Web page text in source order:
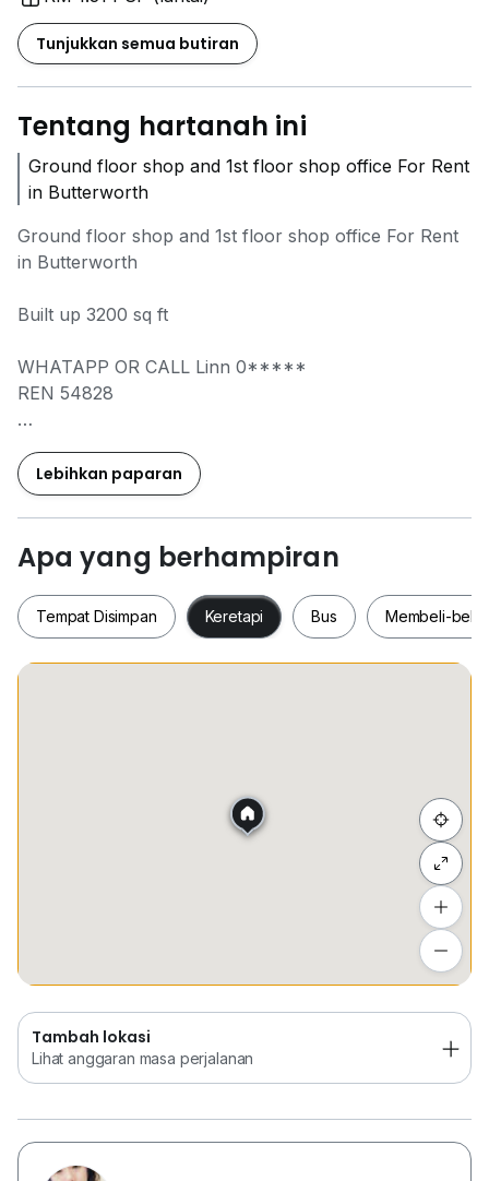
Tunjukkan semua butiran
Tentang hartanah ini
Ground floor shop and 1st floor shop office For Rent
in Butterworth
Ground floor shop and 1st floor shop office For Rent
in Butterworth
Built up 3200 sq ft
WHATAPP OR CALL Linn 0*****
REN 54828
Thank you.
Lebihkan paparan
Apa yang berhampiran
Tempat Disimpan Keretapi Bus Membeli-
Tambah lokasi
Lihat anggaran masa perjalanan